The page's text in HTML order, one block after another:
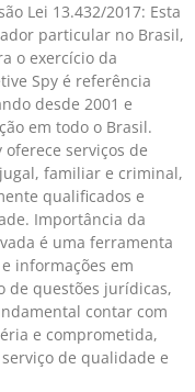
Lei 13.432/2017: Esta
particular no Brasil,
o exercício da
Spy é referência
desde 2001 e
em todo o Brasil.
oferece serviços de
familiar e criminal,
qualificados e
Importância da
é uma ferramenta
informações em
de questões jurídicas,
contar com
e comprometida,
de qualidade e